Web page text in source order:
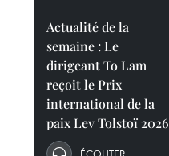
Actualité de la
semaine : Le
dirigeant To Lam
reçoit le Prix
international de la
paix Lev Tolstoï 2026